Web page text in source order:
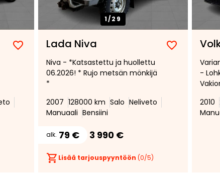
Lisää
suosikiksi
Poista
suosikeista
1/29
Lada Niva
Lisää
suosikiksi
Poista
Niva - *Katsastettu ja huollettu
06.2026! * Rujo metsän mönkijä
*
2007 128000 km Salo Neliveto
Manuaali Bensiini
alk. 79 € 3 990 €
Lisää tarjouspyyntöön (0/5)
-
2010